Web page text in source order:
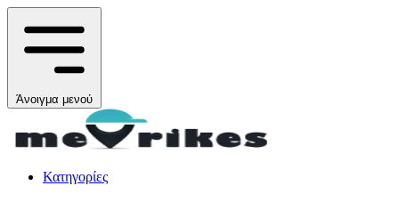
Άνοιγμα μενού
Κατηγορίες